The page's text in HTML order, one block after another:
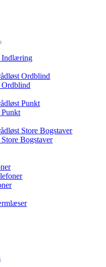
Indlæring
Ordblind
Punkt
Store Bogstaver
Bogstaver